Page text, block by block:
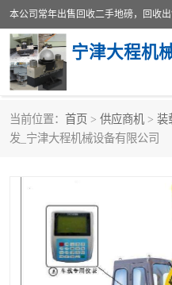
宁津大程机
当前位置： 首页 > 供应商机 > 装
发_宁津大程机械设备有限公司
地磅
烘干机
装载机电子秤